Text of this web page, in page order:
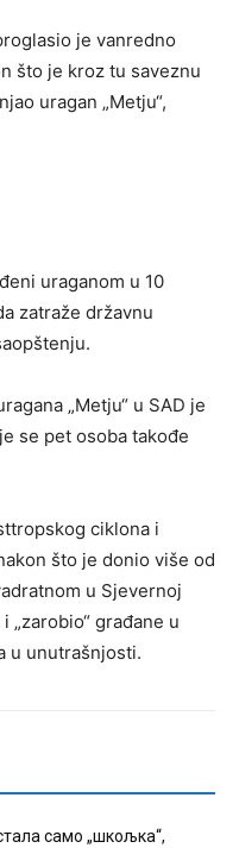
je vanredno
što je kroz tu saveznu
uragan „Metju“,
uraganom u 10
zatraže državnu
„Metju“ u SAD je
se pet osoba takođe
ciklona i
što je donio više od
u Sjevernoj
„zarobio“ građane u
u unutrašnjosti.
само „шкољка“,